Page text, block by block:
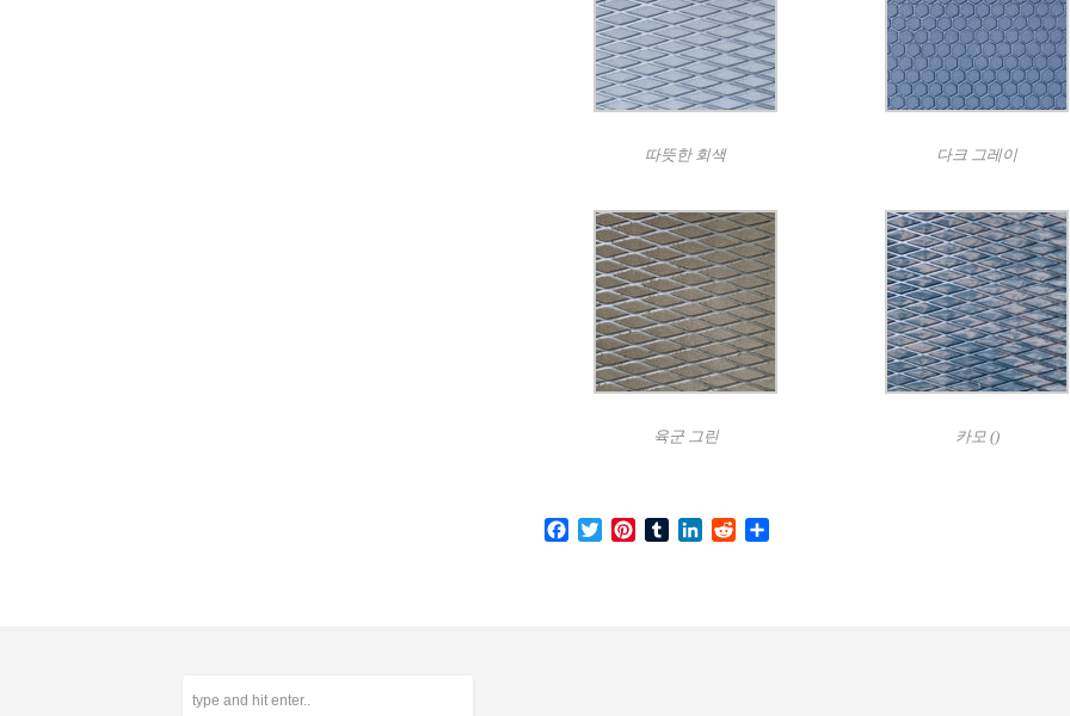
따뜻한 회색 다크 그레이
육군 그린 카모 ()
Facebook
TwitterPinterestTumblrLinkedInReddit